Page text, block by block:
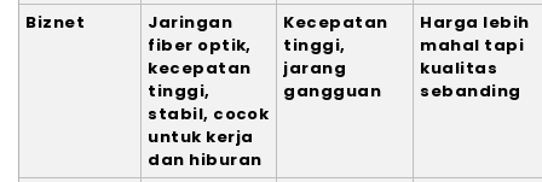
Biznet
Jaringan
fiber optik,
kecepatan
tinggi,
stabil, cocok
untuk kerja
dan hiburan
Kecepatan
tinggi,
jarang
gangguan
Harga lebih
mahal tapi
kualitas
sebanding